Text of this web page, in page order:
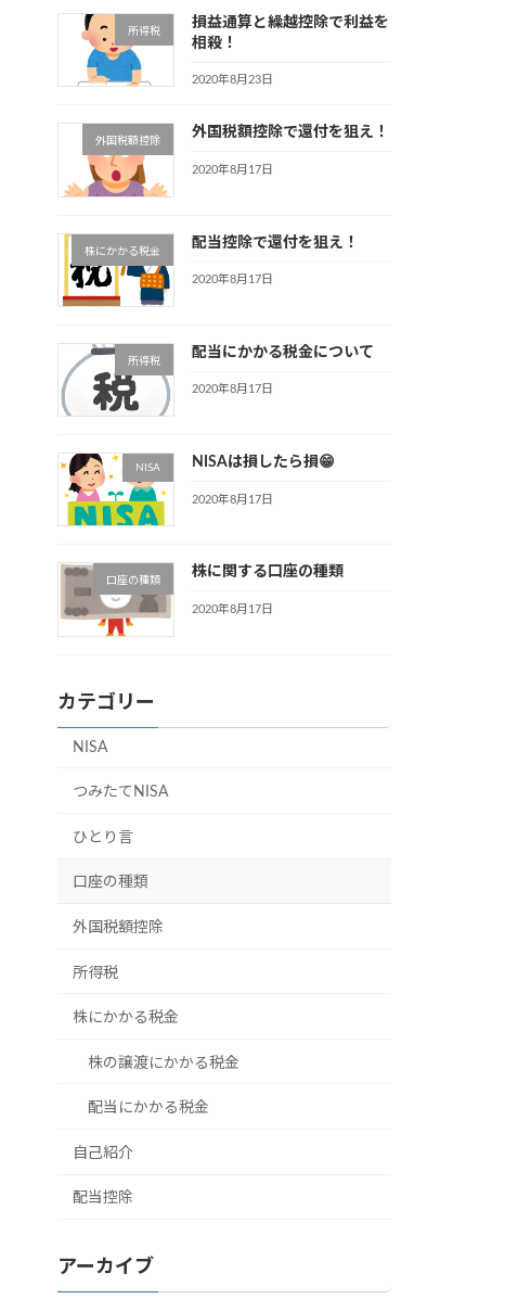
所得税
損益通算と繰越控除で利益を
相殺！
2020年8月23日
外国税額控除
外国税額控除で還付を狙え！
2020年8月17日
株にかかる税金
配当控除で還付を狙え！
2020年8月17日
所得税
配当にかかる税金について
2020年8月17日
NISA NISAは損したら損😁
2020年8月17日
口座の種類
株に関する口座の種類
2020年8月17日
カテゴリー
NISA
つみたてNISA
ひとり言
口座の種類
外国税額控除
所得税
株にかかる税金
株の譲渡にかかる税金
配当にかかる税金
自己紹介
配当控除
アーカイブ